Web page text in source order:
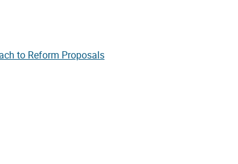
to Reform Proposals